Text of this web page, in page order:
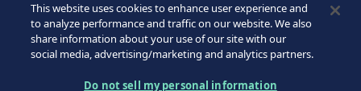
©2026 SICPA HOLDING SA.
This website uses cookies to enhance user experience and
to analyze performance and traffic on our website. We also
share information about your use of our site with our
social media, advertising/marketing and analytics partners.
Do not sell my personal information